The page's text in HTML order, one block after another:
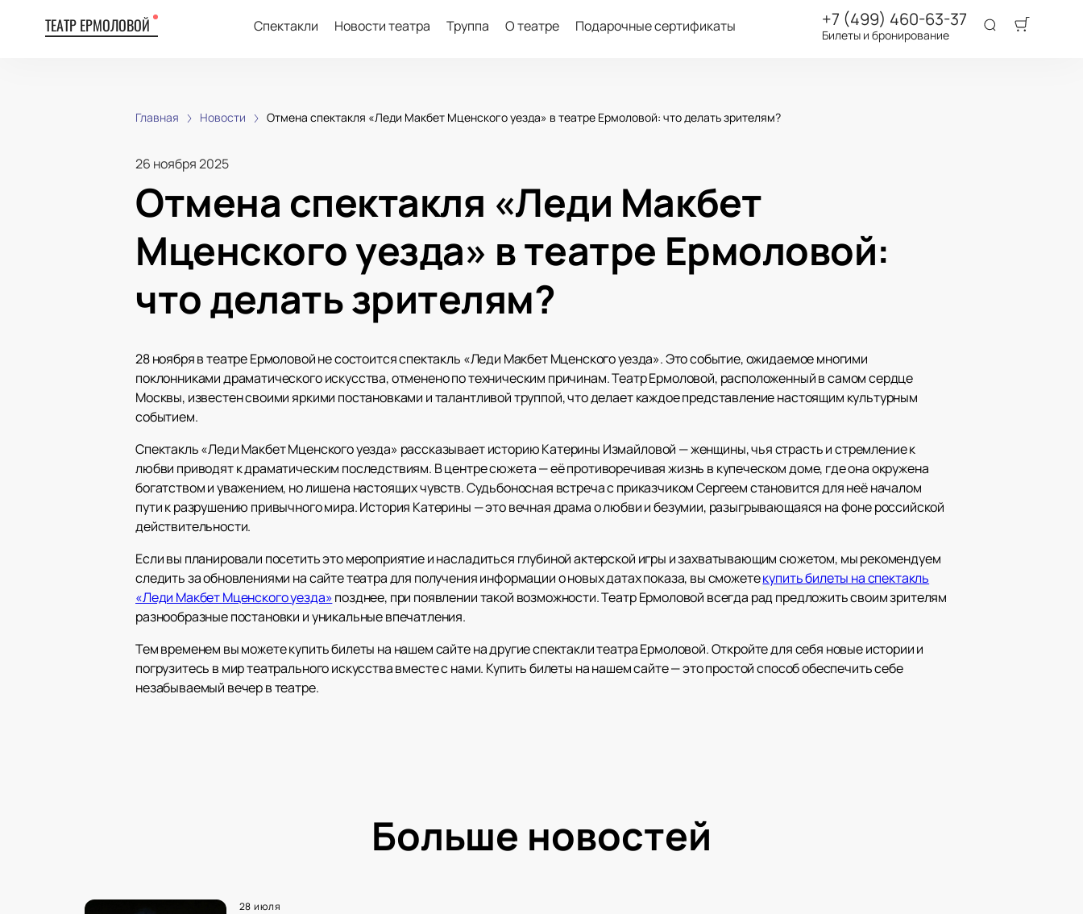
ТЕАТР ЕРМОЛОВОЙ Спектакли Новости театра Труппа О театре Подарочные сертификаты +7 (499) 460-63-37
Билеты и бронирование
Главная Новости Отмена спектакля «Леди Макбет Мценского уезда» в театре Ермоловой: что делать зрителям?
26 ноября 2025
Отмена спектакля «Леди Макбет
Мценского уезда» в театре Ермоловой:
что делать зрителям?
28 ноября в театре Ермоловой не состоится спектакль «Леди Макбет Мценского уезда». Это событие, ожидаемое многими
поклонниками драматического искусства, отменено по техническим причинам. Театр Ермоловой, расположенный в самом сердце
Москвы, известен своими яркими постановками и талантливой труппой, что делает каждое представление настоящим культурным
событием.
Спектакль «Леди Макбет Мценского уезда» рассказывает историю Катерины Измайловой — женщины, чья страсть и стремление к
любви приводят к драматическим последствиям. В центре сюжета — её противоречивая жизнь в купеческом доме, где она окружена
богатством и уважением, но лишена настоящих чувств. Судьбоносная встреча с приказчиком Сергеем становится для неё началом
пути к разрушению привычного мира. История Катерины — это вечная драма о любви и безумии, разыгрывающаяся на фоне российской
действительности.
Если вы планировали посетить это мероприятие и насладиться глубиной актерской игры и захватывающим сюжетом, мы рекомендуем
следить за обновлениями на сайте театра для получения информации о новых датах показа, вы сможетекупить билеты на спектакль
«Леди Макбет Мценского уезда»позднее, при появлении такой возможности. Театр Ермоловой всегда рад предложить своим зрителям
разнообразные постановки и уникальные впечатления.
Тем временем вы можете купить билеты на нашем сайте на другие спектакли театра Ермоловой. Откройте для себя новые истории и
погрузитесь в мир театрального искусства вместе с нами. Купить билеты на нашем сайте — это простой способ обеспечить себе
незабываемый вечер в театре.
Больше новостей
28 июля